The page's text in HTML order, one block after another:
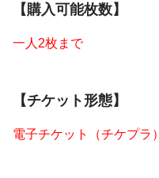
【購入可能枚数】
一人2枚まで
【チケット形態】
電子チケット（チケプラ）